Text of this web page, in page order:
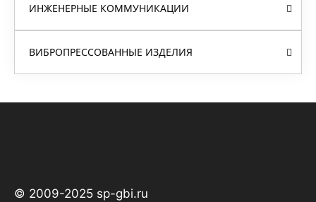
ИНЖЕНЕРНЫЕ КОММУНИКАЦИИ
ВИБРОПРЕССОВАННЫЕ ИЗДЕЛИЯ
© 2009-2025 sp-gbi.ru